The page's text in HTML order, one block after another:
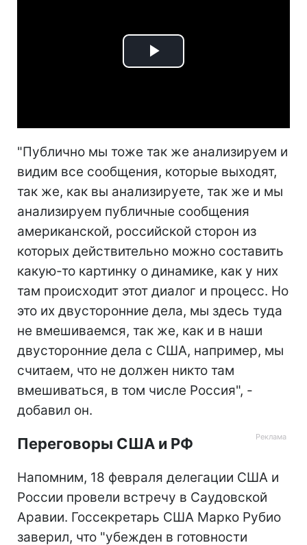
Play
"Публично мы тоже так же анализируем и
видим все сообщения, которые выходят,
так же, как вы анализируете, так же и мы
анализируем публичные сообщения
американской, российской сторон из
которых действительно можно составить
какую-то картинку о динамике, как у них
там происходит этот диалог и процесс. Но
это их двусторонние дела, мы здесь туда
не вмешиваемся, так же, как и в наши
двусторонние дела с США, например, мы
считаем, что не должен никто там
вмешиваться, в том числе Россия", -
добавил он.
Переговоры США и РФ
Напомним, 18 февраля делегации США и
России провели встречу в Саудовской
Аравии. Госсекретарь США Марко Рубио
заверил, что "убежден в готовности